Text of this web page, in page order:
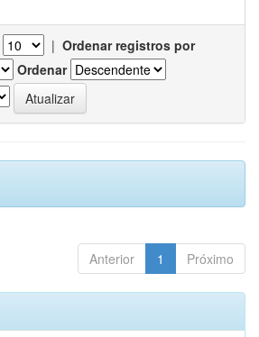
| Ordenar registros por
Ordenar
Anterior 1 Próximo